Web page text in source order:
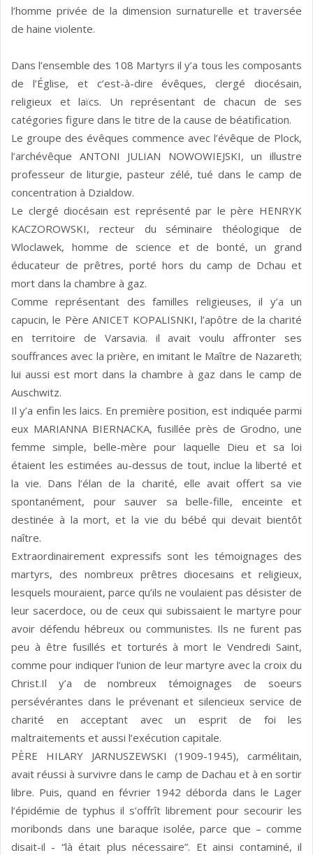
l’homme privée de la dimension surnaturelle et traversée
de haine violente.
Dans l’ensemble des 108 Martyrs il y’a tous les composants
de l’Église, et c’est-à-dire évêques, clergé diocésain,
religieux et laïcs. Un représentant de chacun de ses
catégories figure dans le titre de la cause de béatification.
Le groupe des évêques commence avec l’évêque de Plock,
l’archévêque ANTONI JULIAN NOWOWIEJSKI, un illustre
professeur de liturgie, pasteur zélé, tué dans le camp de
concentration à Dzialdow.
Le clergé diocésain est représenté par le père HENRYK
KACZOROWSKI, recteur du séminaire théologique de
Wloclawek, homme de science et de bonté, un grand
éducateur de prêtres, porté hors du camp de Dchau et
mort dans la chambre à gaz.
Comme représentant des familles religieuses, il y’a un
capucin, le Père ANICET KOPALISNKI, l’apôtre de la charité
en territoire de Varsavia. il avait voulu affronter ses
souffrances avec la prière, en imitant le Maître de Nazareth;
lui aussi est mort dans la chambre à gaz dans le camp de
Auschwitz.
Il y’a enfin les laics. En première position, est indiquée parmi
eux MARIANNA BIERNACKA, fusillée près de Grodno, une
femme simple, belle-mère pour laquelle Dieu et sa loi
étaient les estimées au-dessus de tout, inclue la liberté et
la vie. Dans l’élan de la charité, elle avait offert sa vie
spontanément, pour sauver sa belle-fille, enceinte et
destinée à la mort, et la vie du bébé qui devait bientôt
naître.
Extraordinairement expressifs sont les témoignages des
martyrs, des nombreux prêtres diocesains et religieux,
lesquels mouraient, parce qu’ils ne voulaient pas désister de
leur sacerdoce, ou de ceux qui subissaient le martyre pour
avoir défendu hébreux ou communistes. Ils ne furent pas
peu à être fusillés et torturés à mort le Vendredi Saint,
comme pour indiquer l’union de leur martyre avec la croix du
Christ.Il y’a de nombreux témoignages de soeurs
persévérantes dans le prévenant et silencieux service de
charité en acceptant avec un esprit de foi les
maltraitements et aussi l’exécution capitale.
PÈRE HILARY JARNUSZEWSKI (1909-1945), carmélitain,
avait réussi à survivre dans le camp de Dachau et à en sortir
libre. Puis, quand en février 1942 déborda dans le Lager
l’épidémie de typhus il s’offrît librement pour secourir les
moribonds dans une baraque isolée, parce que – comme
disait-il - “là était plus nécessaire”. Et ainsi contaminé, il